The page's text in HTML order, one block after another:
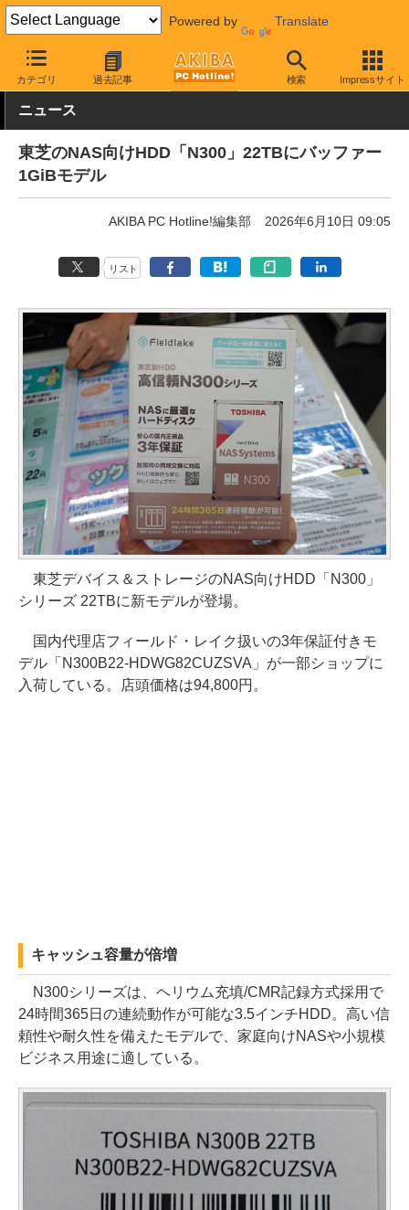
Powered by Translate
カテゴリ 過去記事 検索 Impressサイト
AKIBA PC Hotline! PCパーツ HDD（ハードディスク） 東芝
ニュース
東芝のNAS向けHDD「N300」22TBにバッファー
1GiBモデル
AKIBA PC Hotline!編集部 2026年6月10日 09:05
リスト
東芝デバイス＆ストレージのNAS向けHDD「N300」
シリーズ 22TBに新モデルが登場。
国内代理店フィールド・レイク扱いの3年保証付きモ
デル「N300B22-HDWG82CUZSVA」が一部ショップに
入荷している。店頭価格は94,800円。
キャッシュ容量が倍増
N300シリーズは、ヘリウム充填/CMR記録方式採用で
24時間365日の連続動作が可能な3.5インチHDD。高い信
頼性や耐久性を備えたモデルで、家庭向けNASや小規模
ビジネス用途に適している。